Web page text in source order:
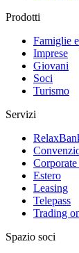
Prodotti
Famiglie
Imprese
Giovani
Soci
Turismo
Servizi
Estero
Leasing
Telepass
Trading
Spazio soci